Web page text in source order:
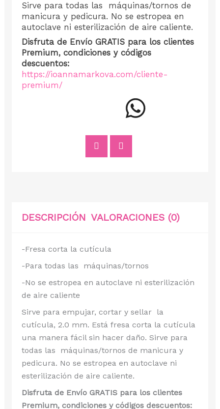
Sirve para todas las
máquinas/tornos de
manicura y pedicura. No se estropea en
autoclave ni esterilización de aire caliente.
Disfruta de Envío GRATIS para los clientes
Premium, condiciones y códigos
descuentos:
https://ioannamarkova.com/cliente-
premium/
DESCRIPCIÓN VALORACIONES (0)
-Fresa corta la cutícula
-Para todas las
máquinas/tornos
-No se estropea en autoclave ni esterilización
de aire caliente
Sirve para empujar, cortar y sellar la
cutícula, 2.0 mm. Está fresa corta la cutícula
una manera fácil sin hacer daño. Sirve para
todas las
máquinas/tornos de manicura y
pedicura. No se estropea en autoclave ni
esterilización de aire caliente.
Disfruta de Envío GRATIS para los clientes
Premium, condiciones y códigos descuentos: